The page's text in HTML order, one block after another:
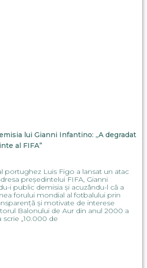
lui Gianni Infantino: „A degradat
al FIFA”
portughez Luis Figo a lansat un atac
președintelui FIFA, Gianni
i public demisia și acuzându-l că a
forului mondial al fotbalului prin
și motivate de interese
Balonului de Aur din anul 2000 a
„10.000 de